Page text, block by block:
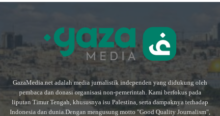
GazaMedia.net adalah media jurnalistik independen yang didukung oleh
pembaca dan donasi organisasi non-pemerintah. Kami berfokus pada
liputan Timur Tengah, khususnya isu Palestina, serta dampaknya terhadap
Indonesia dan dunia.Dengan mengusung motto "Good Quality Journalism",